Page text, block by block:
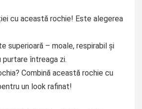
cu această rochie! Este alegerea
superioară – moale, respirabil și
întreaga zi.
Combină această rochie cu
un look rafinat!